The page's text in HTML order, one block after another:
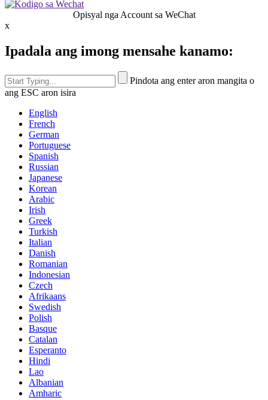
Opisyal nga Account sa WeChat
x
Ipadala ang imong mensahe kanamo:
Pindota ang enter aron mangita o
ang ESC aron isira
English
French
German
Portuguese
Spanish
Russian
Japanese
Korean
Arabic
Irish
Greek
Turkish
Italian
Danish
Romanian
Indonesian
Czech
Afrikaans
Swedish
Polish
Basque
Catalan
Esperanto
Hindi
Lao
Albanian
Amharic